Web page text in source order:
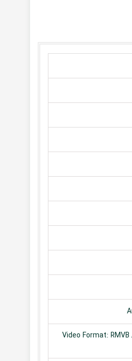
Video Format: